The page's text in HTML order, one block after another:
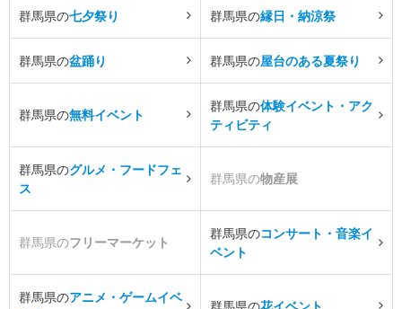
群馬県の七夕祭り 群馬県の縁日・納涼祭
群馬県の盆踊り 群馬県の屋台のある夏祭り
群馬県の無料イベント
群馬県の体験イベント・アク
ティビティ
群馬県のグルメ・フードフェ
ス
群馬県の物産展
群馬県のフリーマーケット
群馬県のコンサート・音楽イ
ベント
群馬県のアニメ・ゲームイベ
群馬県の花イベント